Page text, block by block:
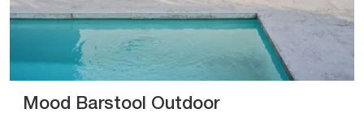
Mood Barstool Outdoor